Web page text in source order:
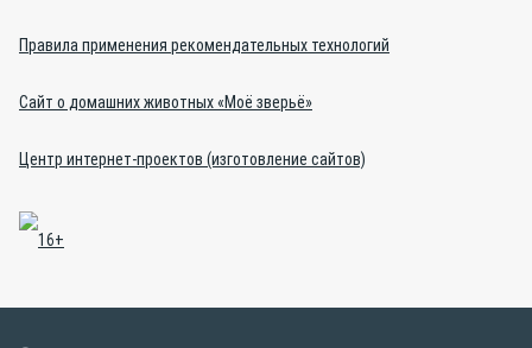
Правила применения рекомендательных технологий
Сайт о домашних животных «Моё зверьё»
Центр интернет-проектов (изготовление сайтов)